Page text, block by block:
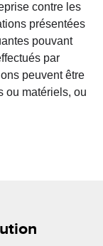
contre les
présentées
pouvant
par
peuvent être
ou matériels, ou